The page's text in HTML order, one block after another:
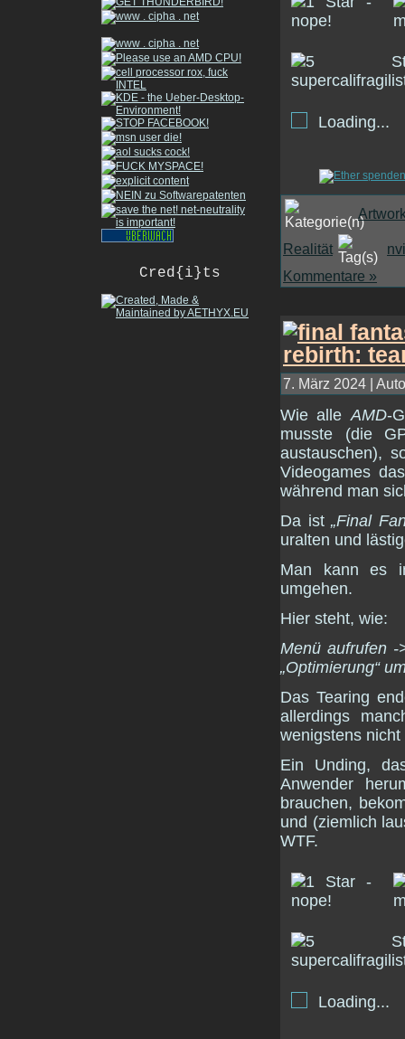
Cred{i}ts
Loading...
Realität
Kommentare »
7. März 2024 |
Wie alle AMD-
musste (die
austauschen),
Videogames
während man
Da ist„Final
uralten und
Man kann es
umgehen.
Hier steht, wie:
Menü aufrufen -
„Optimierung“
Das Tearing
allerdings
wenigstens
Ein Unding,
Anwender
brauchen,
und (ziemlich
WTF.
Loading...